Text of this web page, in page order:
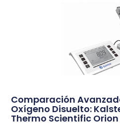
Comparación
Oxígeno Disuelto:
Thermo Scientific Orion